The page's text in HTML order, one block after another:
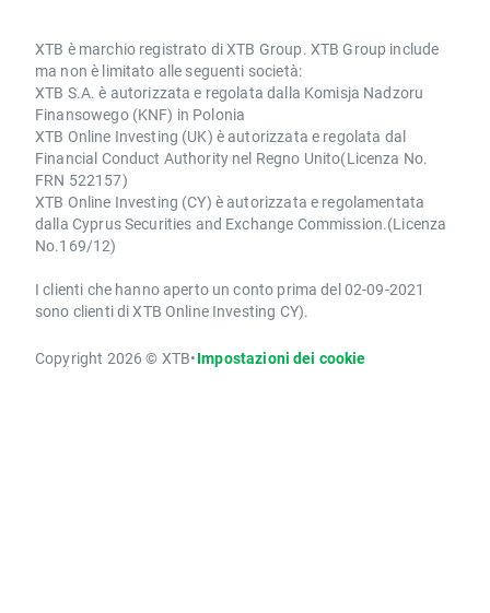
XTB è marchio registrato di XTB Group. XTB Group include
ma non è limitato alle seguenti società:
XTB S.A. è autorizzata e regolata dalla Komisja Nadzoru
Finansowego (KNF) in Polonia
XTB Online Investing (UK) è autorizzata e regolata dal
Financial Conduct Authority nel Regno Unito(Licenza No.
FRN 522157)
XTB Online Investing (CY) è autorizzata e regolamentata
dalla Cyprus Securities and Exchange Commission.(Licenza
No.169/12)
I clienti che hanno aperto un conto prima del 02-09-2021
sono clienti di XTB Online Investing CY).
Copyright 2026 © XTB•Impostazioni dei cookie